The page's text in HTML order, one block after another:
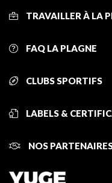
TRAVAILLER À LA
FAQ LA PLAGNE
CLUBS SPORTIFS
LABELS &
NOS